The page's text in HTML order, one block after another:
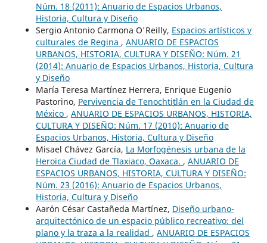
Núm. 18 (2011): Anuario de Espacios Urbanos,
Historia, Cultura y Diseño
Sergio Antonio Carmona O'Reilly, Espacios artísticos y
culturales de Regina , ANUARIO DE ESPACIOS
URBANOS, HISTORIA, CULTURA Y DISEÑO: Núm. 21
(2014): Anuario de Espacios Urbanos, Historia, Cultura
y Diseño
María Teresa Martínez Herrera, Enrique Eugenio
Pastorino, Pervivencia de Tenochtitlán en la Ciudad de
México , ANUARIO DE ESPACIOS URBANOS, HISTORIA,
CULTURA Y DISEÑO: Núm. 17 (2010): Anuario de
Espacios Urbanos, Historia, Cultura y Diseño
Misael Chávez García, La Morfogénesis urbana de la
Heroica Ciudad de Tlaxiaco, Oaxaca. , ANUARIO DE
ESPACIOS URBANOS, HISTORIA, CULTURA Y DISEÑO:
Núm. 23 (2016): Anuario de Espacios Urbanos,
Historia, Cultura y Diseño
Aarón César Castañeda Martínez, Diseño urbano-
arquitectónico de un espacio público recreativo: del
plano y la traza a la realidad , ANUARIO DE ESPACIOS